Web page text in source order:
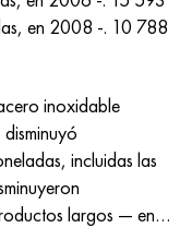
en 2008 -. 10 788
inoxidable
incluidas las
largos — en…